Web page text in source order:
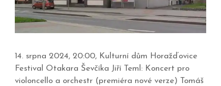
14. srpna 2024, 20:00, Kulturní dům Horažďovice
Festival Otakara Ševčíka Jiří Teml: Koncert pro
violoncello a orchestr (premiéra nové verze) Tomáš